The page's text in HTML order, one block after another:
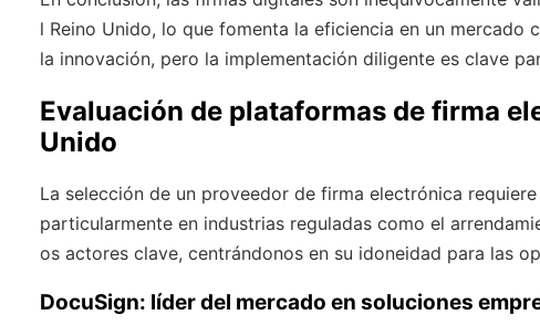
l Reino Unido, lo que fomenta la eficiencia en un
la innovación, pero la implementación diligente es clave
Evaluación de plataformas de firma
Unido
La selección de un proveedor de firma electrónica
particularmente en industrias reguladas como el
os actores clave, centrándonos en su idoneidad para las
DocuSign: líder del mercado en soluciones